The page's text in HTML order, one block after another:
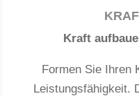
Kraft
Formen Sie Ihren
Leistungsfähigkeit.